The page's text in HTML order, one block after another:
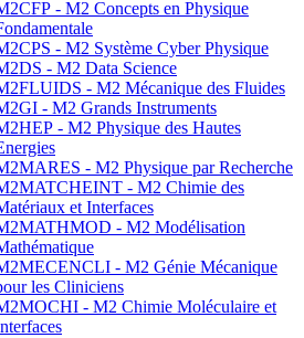
- M2 Concepts en Physique
- M2 Système Cyber Physique
- M2 Data Science
- M2 Mécanique des Fluides
- M2 Grands Instruments
- M2 Physique des Hautes
- M2 Physique par Recherche
- M2 Chimie des
et Interfaces
- M2 Modélisation
- M2 Génie Mécanique
les Cliniciens
- M2 Chimie Moléculaire et